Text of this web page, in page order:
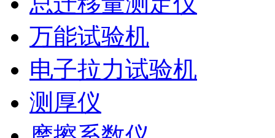
万能试验机
电子拉力试验机
测厚仪